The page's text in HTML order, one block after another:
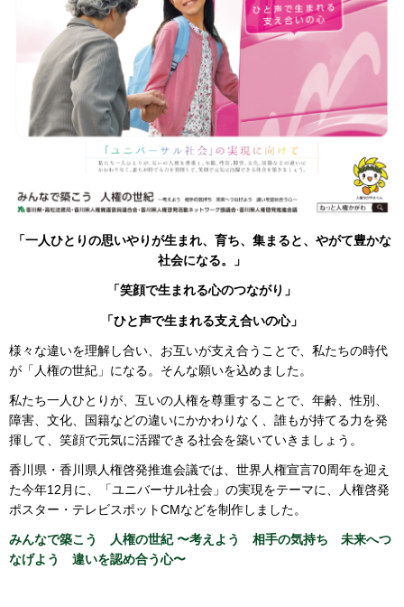
「一人ひとりの思いやりが生まれ、育ち、集まると、やがて豊かな
社会になる。」
「笑顔で生まれる心のつながり」
「ひと声で生まれる支え合いの心」
様々な違いを理解し合い、お互いが支え合うことで、私たちの時代
が「人権の世紀」になる。そんな願いを込めました。
私たち一人ひとりが、互いの人権を尊重することで、年齢、性別、
障害、文化、国籍などの違いにかかわりなく、誰もが持てる力を発
揮して、笑顔で元気に活躍できる社会を築いていきましょう。
香川県・香川県人権啓発推進会議では、世界人権宣言70周年を迎え
た今年12月に、「ユニバーサル社会」の実現をテーマに、人権啓発
ポスター・テレビスポットCMなどを制作しました。
みんなで築こう 人権の世紀 〜考えよう 相手の気持ち 未来へつ
なげよう 違いを認め合う心〜